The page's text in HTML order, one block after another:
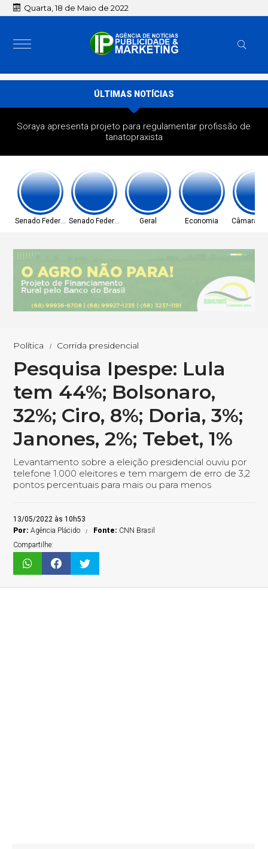
Quarta, 18 de Maio de 2022
ÚLTIMAS NOTÍCIAS
Soraya apresenta projeto para regulamentar profissão de
tanatopraxista
Senado Federal Senado Federal Geral Economia Câmara
Política Corrida presidencial
Pesquisa Ipespe: Lula
tem 44%; Bolsonaro,
32%; Ciro, 8%; Doria, 3%;
Janones, 2%; Tebet, 1%
Levantamento sobre a eleição presidencial ouviu por
telefone 1.000 eleitores e tem margem de erro de 3,2
pontos percentuais para mais ou para menos
13/05/2022 às 10h53
Por: Agência Plácido Fonte: CNN Brasil
Compartilhe: